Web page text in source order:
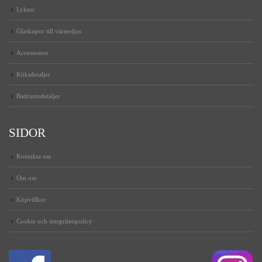
Lyktor
Glaskupor till värmeljus
Accessoarer
Köksdetaljer
Badrumsdetaljer
SIDOR
Kontakta oss
Om oss
Köpvillkor
Cookie och integritetspolicy